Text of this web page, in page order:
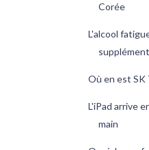
Corée
L'alcool
Où en est SK
L'iPad arrive
main